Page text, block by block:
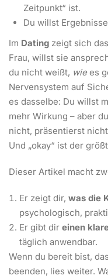
Zeitpunkt“ ist.
Du willst
Im Dating zeigt sich
Frau, willst sie
du nicht weißt, wiees
Nervensystem auf
es dasselbe: Du willst
mehr Wirkung – aber
nicht, präsentierst
Und „okay“ ist der
Dieser Artikel macht
Er zeigt dir, was die
psychologisch,
Er gibt dir einen
täglich anwendbar.
Wenn du bereit bist,
beenden, lies weiter.